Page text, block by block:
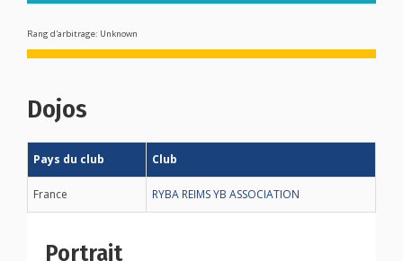
Rang d'arbitrage: Unknown
Dojos
Pays du club Club
France RYBA REIMS YB ASSOCIATION
Portrait